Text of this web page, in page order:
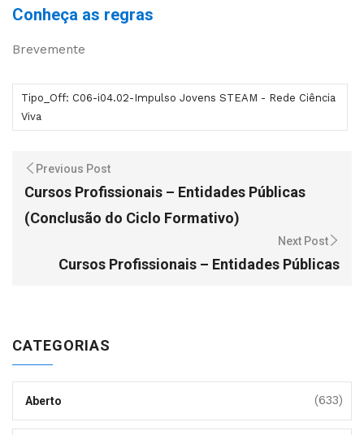
Conheça as regras
Brevemente
Tipo_Off: C06-i04.02-Impulso Jovens STEAM - Rede Ciência
Viva
Previous Post
Cursos Profissionais – Entidades Públicas
(Conclusão do Ciclo Formativo)
Next Post
Cursos Profissionais – Entidades Públicas
CATEGORIAS
Aberto (633)